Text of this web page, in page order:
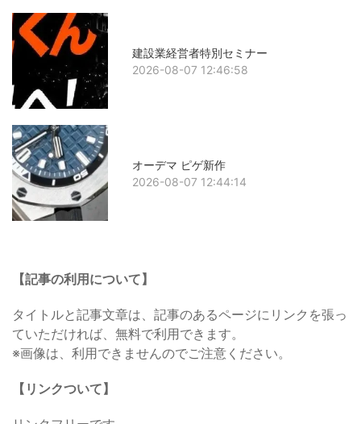
建設業経営者特別セミナー
2026-08-07 12:46:58
オーデマ ピゲ新作
2026-08-07 12:44:14
【記事の利用について】
タイトルと記事文章は、記事のあるページにリンクを張っ
ていただければ、無料で利用できます。
※画像は、利用できませんのでご注意ください。
【リンクついて】